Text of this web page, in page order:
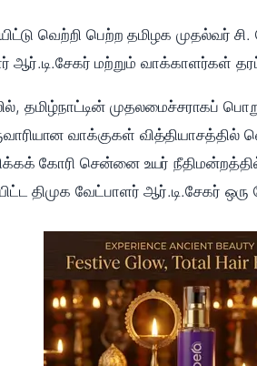
வெற்றி பெற்ற தமிழக முதல்வர்
ஆர்.டி.சேகர் மற்றும் வாக்காளர்கள்
தமிழ்நாட்டின்
வாக்குகள் வித்தியாசத்தில்
கோரி சென்னை உயர்
திமுக வேட்பாளர் ஆர்.டி.சேகர்